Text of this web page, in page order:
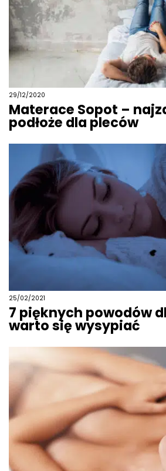
29/12/2020
Materace Sopot –
podłoże dla pleców
25/02/2021
7 pięknych powodów
warto się wysypiać